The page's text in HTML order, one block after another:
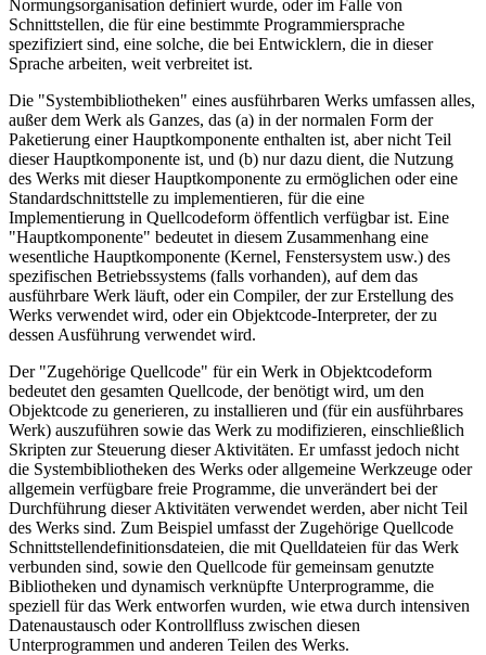
Normungsorganisation definiert wurde, oder im Falle von
Schnittstellen, die für eine bestimmte Programmiersprache
spezifiziert sind, eine solche, die bei Entwicklern, die in dieser
Sprache arbeiten, weit verbreitet ist.
Die "Systembibliotheken" eines ausführbaren Werks umfassen alles,
außer dem Werk als Ganzes, das (a) in der normalen Form der
Paketierung einer Hauptkomponente enthalten ist, aber nicht Teil
dieser Hauptkomponente ist, und (b) nur dazu dient, die Nutzung
des Werks mit dieser Hauptkomponente zu ermöglichen oder eine
Standardschnittstelle zu implementieren, für die eine
Implementierung in Quellcodeform öffentlich verfügbar ist. Eine
"Hauptkomponente" bedeutet in diesem Zusammenhang eine
wesentliche Hauptkomponente (Kernel, Fenstersystem usw.) des
spezifischen Betriebssystems (falls vorhanden), auf dem das
ausführbare Werk läuft, oder ein Compiler, der zur Erstellung des
Werks verwendet wird, oder ein Objektcode-Interpreter, der zu
dessen Ausführung verwendet wird.
Der "Zugehörige Quellcode" für ein Werk in Objektcodeform
bedeutet den gesamten Quellcode, der benötigt wird, um den
Objektcode zu generieren, zu installieren und (für ein ausführbares
Werk) auszuführen sowie das Werk zu modifizieren, einschließlich
Skripten zur Steuerung dieser Aktivitäten. Er umfasst jedoch nicht
die Systembibliotheken des Werks oder allgemeine Werkzeuge oder
allgemein verfügbare freie Programme, die unverändert bei der
Durchführung dieser Aktivitäten verwendet werden, aber nicht Teil
des Werks sind. Zum Beispiel umfasst der Zugehörige Quellcode
Schnittstellendefinitionsdateien, die mit Quelldateien für das Werk
verbunden sind, sowie den Quellcode für gemeinsam genutzte
Bibliotheken und dynamisch verknüpfte Unterprogramme, die
speziell für das Werk entworfen wurden, wie etwa durch intensiven
Datenaustausch oder Kontrollfluss zwischen diesen
Unterprogrammen und anderen Teilen des Werks.